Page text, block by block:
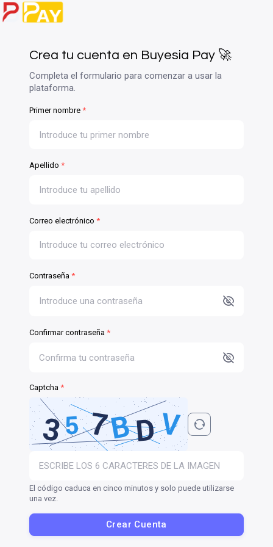
Crea tu cuenta en Buyesia Pay 🚀
Completa el formulario para comenzar a usar la
plataforma.
Primer nombre *
Apellido *
Correo electrónico *
Contraseña *
Confirmar contraseña *
Captcha *
El código caduca en cinco minutos y solo puede utilizarse
una vez.
Crear Cuenta